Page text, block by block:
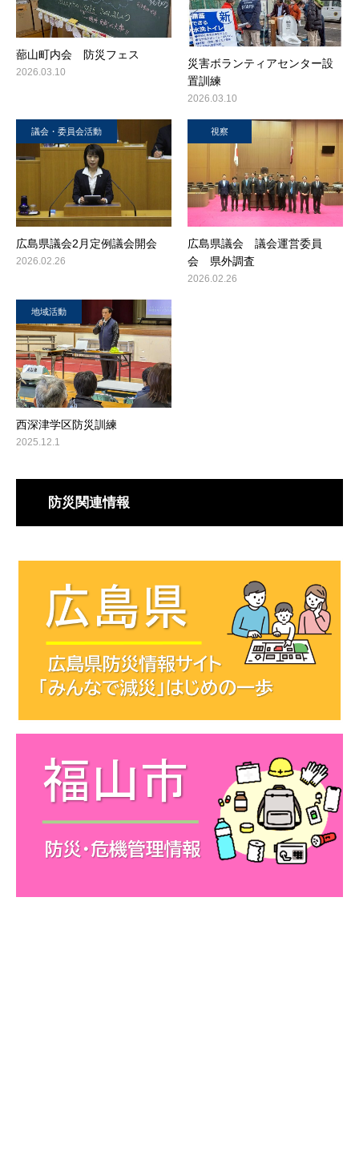
蔀山町内会 防災フェス
2026.03.10
災害ボランティアセンター設
置訓練
2026.03.10
議会・委員会活動
広島県議会2月定例議会開会
2026.02.26
視察
広島県議会 議会運営委員
会 県外調査
2026.02.26
地域活動
西深津学区防災訓練
2025.12.1
防災関連情報